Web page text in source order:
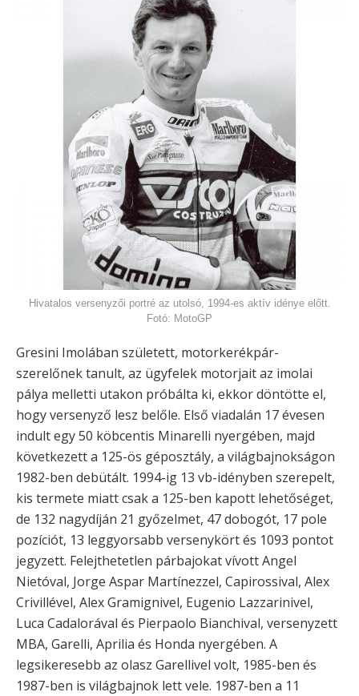
Hivatalos versenyzői portré az utolsó, 1994-es aktív idénye előtt.
Fotó: MotoGP
Gresini Imolában született, motorkerékpár-
szerelőnek tanult, az ügyfelek motorjait az imolai
pálya melletti utakon próbálta ki, ekkor döntötte el,
hogy versenyző lesz belőle. Első viadalán 17 évesen
indult egy 50 köbcentis Minarelli nyergében, majd
következett a 125-ös géposztály, a világbajnokságon
1982-ben debütált. 1994-ig 13 vb-idényben szerepelt,
kis termete miatt csak a 125-ben kapott lehetőséget,
de 132 nagydíján 21 győzelmet, 47 dobogót, 17 pole
pozíciót, 13 leggyorsabb versenykört és 1093 pontot
jegyzett. Felejthetetlen párbajokat vívott Angel
Nietóval, Jorge Aspar Martínezzel, Capirossival, Alex
Crivillével, Alex Gramignivel, Eugenio Lazzarinivel,
Luca Cadalorával és Pierpaolo Bianchival, versenyzett
MBA, Garelli, Aprilia és Honda nyergében. A
legsikeresebb az olasz Garellivel volt, 1985-ben és
1987-ben is világbajnok lett vele. 1987-ben a 11